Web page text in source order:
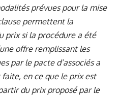
prévues pour la mise
permettent la
prix si la procédure a été
offre remplissant les
par le pacte d’associés a
en ce que le prix est
du prix proposé par le